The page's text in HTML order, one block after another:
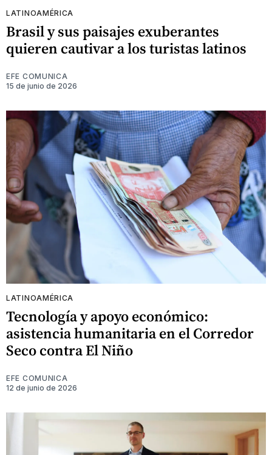
LATINOAMÉRICA
Brasil y sus paisajes exuberantes
quieren cautivar a los turistas latinos
EFE COMUNICA
15 de junio de 2026
LATINOAMÉRICA
Tecnología y apoyo económico:
asistencia humanitaria en el Corredor
Seco contra El Niño
EFE COMUNICA
12 de junio de 2026